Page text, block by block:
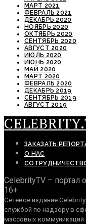
МАРТ 2021
ФЕВРАЛЬ 2021
ДЕКАБРЬ 2020
НОЯБРЬ 2020
ОКТЯБРЬ 2020
СЕНТЯБРЬ 2020
АВГУСТ 2020
ИЮЛЬ 2020
ИЮНЬ 2020
МАЙ 2020
МАРТ 2020
ФЕВРАЛЬ 2020
ДЕКАБРЬ 2019
СЕНТЯБРЬ 2019
АВГУСТ 2019
ЗАКАЗАТЬ
О НАС
CelebrityTV – портал
16+
Сетевое издание
службой по надзору в
массовых